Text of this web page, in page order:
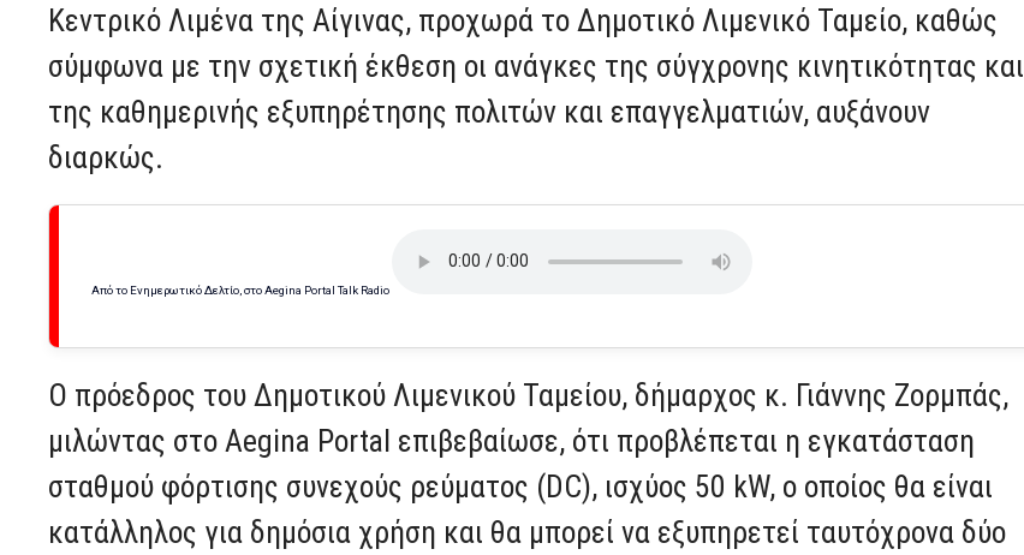
Κεντρικό Λιμένα της Αίγινας, προχωρά το Δημοτικό Λιμενικό Ταμείο, καθώς
σύμφωνα με την σχετική έκθεση οι ανάγκες της σύγχρονης κινητικότητας και
της καθημερινής εξυπηρέτησης πολιτών και επαγγελματιών, αυξάνουν
διαρκώς.
Από το Ενημερωτικό Δελτίο, στο Aegina Portal Talk Radio
Ο πρόεδρος του Δημοτικού Λιμενικού Ταμείου, δήμαρχος κ. Γιάννης Ζορμπάς,
μιλώντας στο Aegina Portal επιβεβαίωσε, ότι προβλέπεται η εγκατάσταση
σταθμού φόρτισης συνεχούς ρεύματος (DC), ισχύος 50 kW, ο οποίος θα είναι
κατάλληλος για δημόσια χρήση και θα μπορεί να εξυπηρετεί ταυτόχρονα δύο